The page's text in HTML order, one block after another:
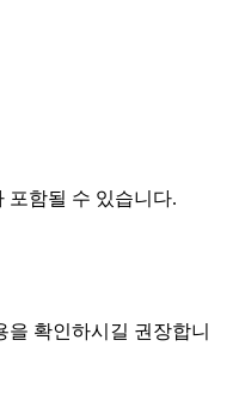
포함될 수 있습니다.
확인하시길 권장합니